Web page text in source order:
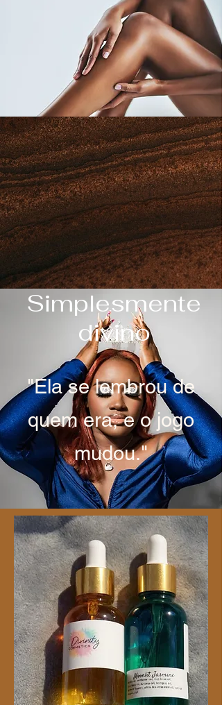
Simplesmente
divino
"Ela se lembrou de
quem era, e o jogo
mudou."